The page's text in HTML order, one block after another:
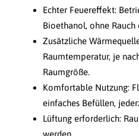
Echter Feuereffekt:
Bioethanol, ohne Rauch
Zusätzliche
Raumtemperatur, je
Raumgröße.
Komfortable Nutzung:
einfaches Befüllen,
Lüftung erforderlich:
werden.